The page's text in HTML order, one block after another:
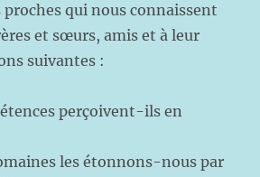
proches qui nous connaissent
et sœurs, amis et à leur
suivantes :
perçoivent-ils en
les étonnons-nous par